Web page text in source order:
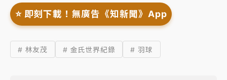
⭐️ 即刻下載！無廣告《知新聞》App
# 林友茂 # 金氏世界紀錄 # 羽球